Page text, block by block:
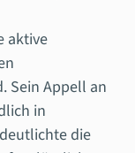
aktive
Sein Appell an
in
die